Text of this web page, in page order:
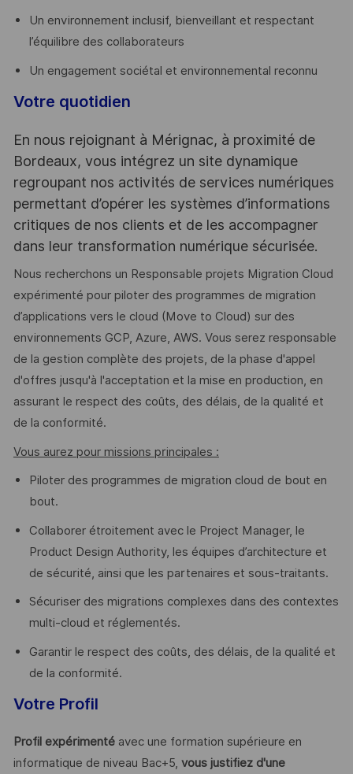
Un environnement inclusif, bienveillant et respectant
l’équilibre des collaborateurs
Un engagement sociétal et environnemental reconnu
Votre quotidien
En nous rejoignant à Mérignac, à proximité de
Bordeaux, vous intégrez un site dynamique
regroupant nos activités de services numériques
permettant d’opérer les systèmes d’informations
critiques de nos clients et de les accompagner
dans leur transformation numérique sécurisée.
Nous recherchons un Responsable projets Migration Cloud
expérimenté pour piloter des programmes de migration
d’applications vers le cloud (Move to Cloud) sur des
environnements GCP, Azure, AWS. Vous serez responsable
de la gestion complète des projets, de la phase d'appel
d'offres jusqu'à l'acceptation et la mise en production, en
assurant le respect des coûts, des délais, de la qualité et
de la conformité.
Vous aurez pour missions principales :
Piloter des programmes de migration cloud de bout en
bout.
Collaborer étroitement avec le Project Manager, le
Product Design Authority, les équipes d’architecture et
de sécurité, ainsi que les partenaires et sous-traitants.
Sécuriser des migrations complexes dans des contextes
multi-cloud et réglementés.
Garantir le respect des coûts, des délais, de la qualité et
de la conformité.
Votre Profil
Profil expérimenté avec une formation supérieure en
informatique de niveau Bac+5, vous justifiez d'une